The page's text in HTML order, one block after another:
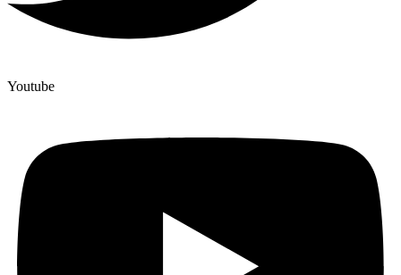
Youtube